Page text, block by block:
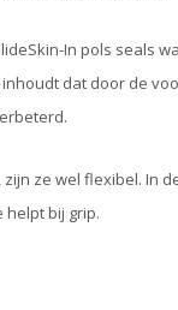
In pols seals
dat door de
ze wel flexibel. In
bij grip.